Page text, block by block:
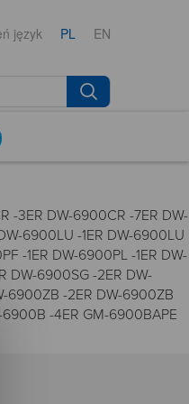
język PL EN
-3ER DW-6900CR -7ER DW-
6900LU -1ER DW-6900LU
-1ER DW-6900PL -1ER DW-
DW-6900SG -2ER DW-
6900ZB -2ER DW-6900ZB
6900B -4ER GM-6900BAPE